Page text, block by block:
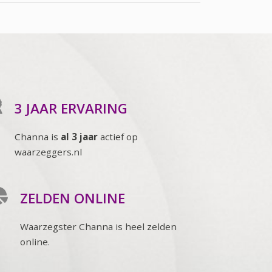
3 JAAR ERVARING
Channa is al 3 jaar actief op
waarzeggers.nl
ZELDEN ONLINE
Waarzegster Channa is heel zelden
online.